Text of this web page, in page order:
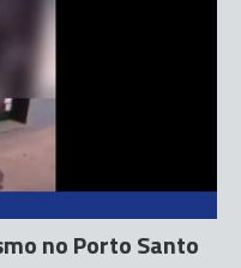
no Porto Santo